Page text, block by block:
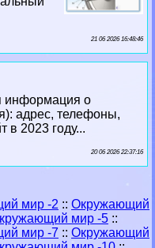
21 06 2026 16:48:46
информация о
адрес, телефоны,
в 2023 году...
20 06 2026 22:37:16
мир -2 :: Окружающий
мир -5 ::
мир -7 :: Окружающий